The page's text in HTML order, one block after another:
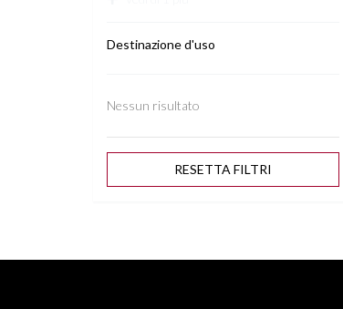
Destinazione d'uso
Nessun risultato
RESETTA FILTRI